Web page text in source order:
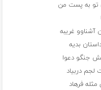
تو به پست من
غریبه
بدیه
جنگو دعوا
دربیاد
فرهاد